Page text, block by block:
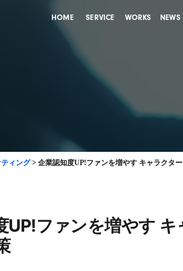
HOME SERVICE WORKS NEWS
ィング> 企業認知度UP!ファンを増やす キャラクタ
UP!ファンを増やす